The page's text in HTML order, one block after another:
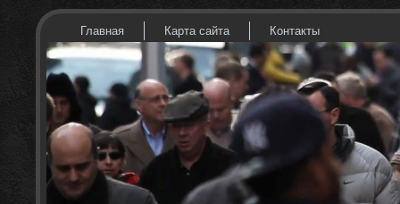
Главная Карта сайта Контакты